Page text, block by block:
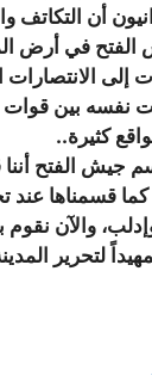
أن التكاتف
الفتح في أرض
إلى الانتصارات
نفسه بين قوات
كثيرة..
جيش الفتح أننا
قسمناها عند
والآن نقوم
لتحرير